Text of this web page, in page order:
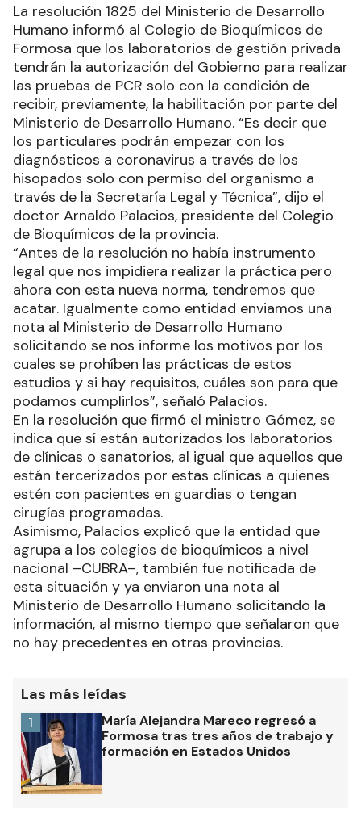
La resolución 1825 del Ministerio de Desarrollo
Humano informó al Colegio de Bioquímicos de
Formosa que los laboratorios de gestión privada
tendrán la autorización del Gobierno para realizar
las pruebas de PCR solo con la condición de
recibir, previamente, la habilitación por parte del
Ministerio de Desarrollo Humano. “Es decir que
los particulares podrán empezar con los
diagnósticos a coronavirus a través de los
hisopados solo con permiso del organismo a
través de la Secretaría Legal y Técnica”, dijo el
doctor Arnaldo Palacios, presidente del Colegio
de Bioquímicos de la provincia.
“Antes de la resolución no había instrumento
legal que nos impidiera realizar la práctica pero
ahora con esta nueva norma, tendremos que
acatar. Igualmente como entidad enviamos una
nota al Ministerio de Desarrollo Humano
solicitando se nos informe los motivos por los
cuales se prohíben las prácticas de estos
estudios y si hay requisitos, cuáles son para que
podamos cumplirlos”, señaló Palacios.
En la resolución que firmó el ministro Gómez, se
indica que sí están autorizados los laboratorios
de clínicas o sanatorios, al igual que aquellos que
están tercerizados por estas clínicas a quienes
estén con pacientes en guardias o tengan
cirugías programadas.
Asimismo, Palacios explicó que la entidad que
agrupa a los colegios de bioquímicos a nivel
nacional –CUBRA–, también fue notificada de
esta situación y ya enviaron una nota al
Ministerio de Desarrollo Humano solicitando la
información, al mismo tiempo que señalaron que
no hay precedentes en otras provincias.
Las más leídas
María Alejandra Mareco regresó a
Formosa tras tres años de trabajo y
formación en Estados Unidos
1